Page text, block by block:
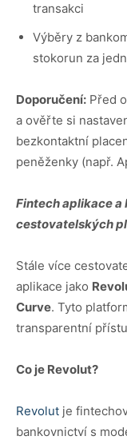
transakci
Výběry z
stokorun za
Doporučení: Před
a ověřte si
bezkontaktní
peněženky (např.
Fintech aplikace a
cestovatelských
Stále více
aplikace jako
Curve. Tyto
transparentní
Co je Revolut?
Revolut je
bankovnictví s